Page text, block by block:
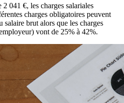
041 €, les charges salariales
charges obligatoires peuvent
salaire brut alors que les charges
vont de 25% à 42%.